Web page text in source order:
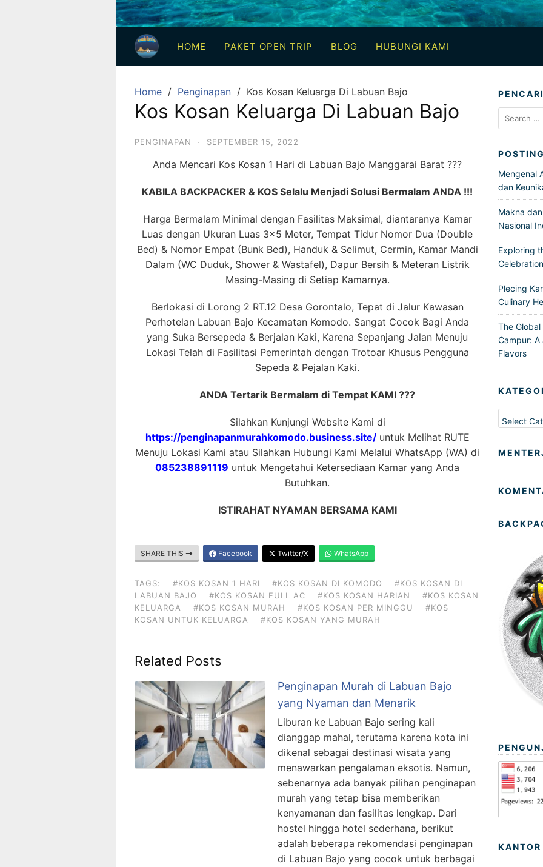
3
Hari
2
Malam,
Hari
1
HOME PAKET OPEN TRIP BLOG HUBUNGI KAMI
Home Penginapan Kos Kosan Keluarga Di Labuan Bajo
Kos Kosan Keluarga Di Labuan Bajo
PENGINAPAN · SEPTEMBER 15, 2022
Anda Mencari Kos Kosan 1 Hari di Labuan Bajo Manggarai Barat ???
KABILA BACKPACKER & KOS Selalu Menjadi Solusi Bermalam ANDA !!!
Harga Bermalam Minimal dengan Fasilitas Maksimal, diantaranya Kamar
Luas dengan Ukuran Luas 3×5 Meter, Tempat Tidur Nomor Dua (Double
Bed) & Nomor Empat (Bunk Bed), Handuk & Selimut, Cermin, Kamar Mandi
Dalam (WC Duduk, Shower & Wastafel), Dapur Bersih & Meteran Listrik
Masing-Masing di Setiap Kamarnya.
Berlokasi di Lorong 2 RT.12 Desa Gorontalo, Tepat di Jalur Kawasan
Perhotelan Labuan Bajo Kecamatan Komodo. Sangat Cocok Bagi Anda
yang Suka Bersepeda & Berjalan Kaki, Karena Sepanjang Jalan Menuju
Lokasi Telah di Fasilitasi Pemerintah dengan Trotoar Khusus Pengguna
Sepeda & Pejalan Kaki.
ANDA Tertarik Bermalam di Tempat KAMI ???
Silahkan Kunjungi Website Kami di
https://penginapanmurahkomodo.business.site/untuk Melihat RUTE
Menuju Lokasi Kami atau Silahkan Hubungi Kami Melalui WhatsApp (WA) di
085238891119 untuk Mengetahui Ketersediaan Kamar yang Anda
Butuhkan.
ISTIRAHAT NYAMAN BERSAMA KAMI
SHARE THIS Facebook Twitter/X WhatsApp
TAGS: #KOS KOSAN 1 HARI #KOS KOSAN DI KOMODO
#KOS KOSAN DI
LABUAN BAJO
#KOS KOSAN FULL AC #KOS KOSAN HARIAN
#KOS KOSAN
KELUARGA
#KOS KOSAN MURAH #KOS KOSAN PER MINGGU
#KOS
KOSAN UNTUK KELUARGA
#KOS KOSAN YANG MURAH
Related Posts
Penginapan Murah di Labuan Bajo
yang Nyaman dan Menarik
Liburan ke Labuan Bajo sering kali
dianggap mahal, terutama karena kota ini
dikenal sebagai destinasi wisata yang
menawarkan pengalaman eksotis. Namun,
sebenarnya ada banyak pilihan penginapan
murah yang tetap bisa memberikan
kenyamanan dan fasilitas lengkap. Dari
hostel hingga hotel sederhana, berikut
adalah beberapa rekomendasi penginapan
di Labuan Bajo yang cocok untuk berbagai
Search
for:
Mengenal
dan
Makna
Nasional
Exploring
Plecing
Culinary
The
Campur: A
Flavors
Kategori
KANTOR